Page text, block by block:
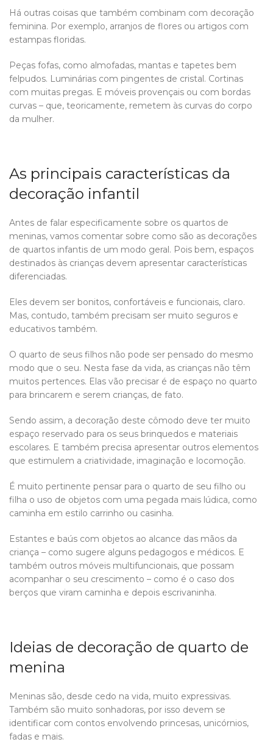
Há outras coisas que também combinam com decoração
feminina. Por exemplo, arranjos de flores ou artigos com
estampas floridas.
Peças fofas, como almofadas, mantas e tapetes bem
felpudos. Luminárias com pingentes de cristal. Cortinas
com muitas pregas. E móveis provençais ou com bordas
curvas – que, teoricamente, remetem às curvas do corpo
da mulher.
As principais características da
decoração infantil
Antes de falar especificamente sobre os quartos de
meninas, vamos comentar sobre como são as decorações
de quartos infantis de um modo geral. Pois bem, espaços
destinados às crianças devem apresentar características
diferenciadas.
Eles devem ser bonitos, confortáveis e funcionais, claro.
Mas, contudo, também precisam ser muito seguros e
educativos também.
O quarto de seus filhos não pode ser pensado do mesmo
modo que o seu. Nesta fase da vida, as crianças não têm
muitos pertences. Elas vão precisar é de espaço no quarto
para brincarem e serem crianças, de fato.
Sendo assim, a decoração deste cômodo deve ter muito
espaço reservado para os seus brinquedos e materiais
escolares. E também precisa apresentar outros elementos
que estimulem a criatividade, imaginação e locomoção.
É muito pertinente pensar para o quarto de seu filho ou
filha o uso de objetos com uma pegada mais lúdica, como
caminha em estilo carrinho ou casinha.
Estantes e baús com objetos ao alcance das mãos da
criança – como sugere alguns pedagogos e médicos. E
também outros móveis multifuncionais, que possam
acompanhar o seu crescimento – como é o caso dos
berços que viram caminha e depois escrivaninha.
Ideias de decoração de quarto de
menina
Meninas são, desde cedo na vida, muito expressivas.
Também são muito sonhadoras, por isso devem se
identificar com contos envolvendo princesas, unicórnios,
fadas e mais.